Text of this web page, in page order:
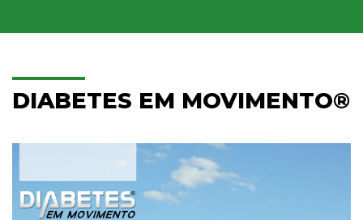
DIABETES EM MOVIMENTO®